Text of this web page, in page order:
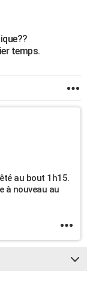
temps.
au bout 1h15.
à nouveau au